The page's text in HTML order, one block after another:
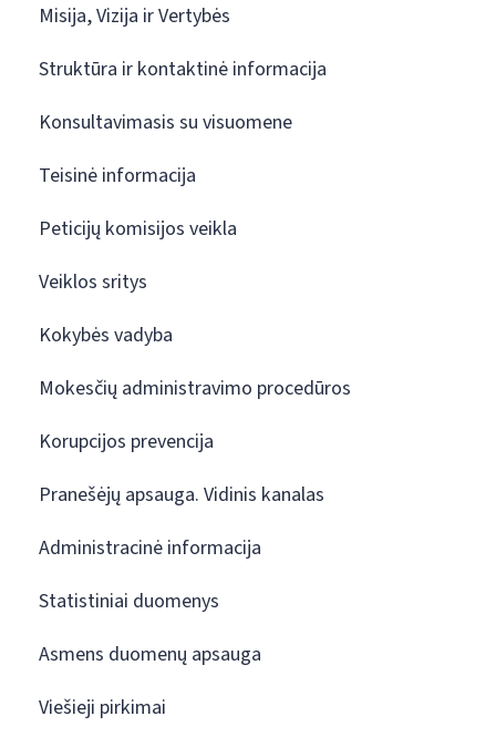
Misija, Vizija ir Vertybės
Struktūra ir kontaktinė informacija
Konsultavimasis su visuomene
Teisinė informacija
Peticijų komisijos veikla
Veiklos sritys
Kokybės vadyba
Mokesčių administravimo procedūros
Korupcijos prevencija
Pranešėjų apsauga. Vidinis kanalas
Administracinė informacija
Statistiniai duomenys
Asmens duomenų apsauga
Viešieji pirkimai